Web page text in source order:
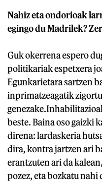
Nahiz eta ondorioak
egingo du Madrilek?
Guk okerrena espero
politikariak espetxera
Egunkarietara sartzen
inprimatzeagatik
beste. Baina oso gaizki
direna: lardaskeria
dira, kontra jartzen ari
erantzuten ari da
pozez, eta bozkatu